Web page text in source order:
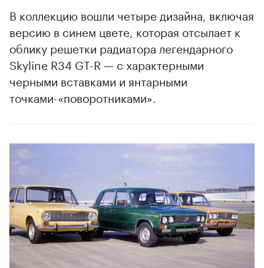
В коллекцию вошли четыре дизайна, включая
версию в синем цвете, которая отсылает к
облику решетки радиатора легендарного
Skyline R34 GT-R — с характерными
черными вставками и янтарными
точками-«поворотниками».